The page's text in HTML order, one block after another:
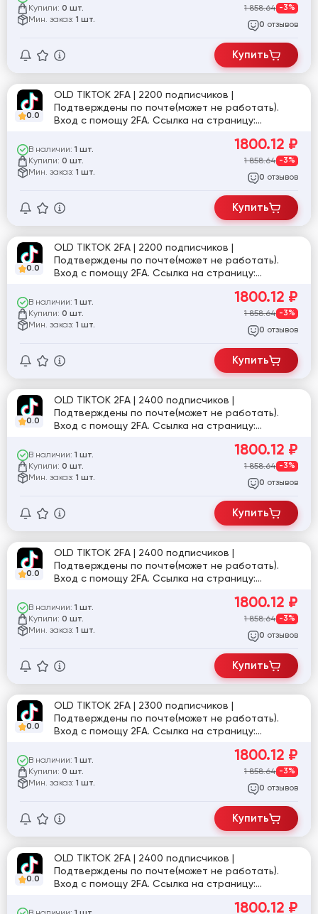
Купили: 0 шт.
Мин. заказ: 1 шт.
1 858.64 -3%
0 отзывов
Купить
0.0
OLD TIKTOK 2FA | 2200 подписчиков |
Подтверждены по почте(может не работать).
Вход с помощу 2FA. Ссылка на страницу:
В наличии: 1 шт.
Купили: 0 шт.
Мин. заказ: 1 шт.
1800.12 ₽
1 858.64 -3%
0 отзывов
Купить
0.0
OLD TIKTOK 2FA | 2200 подписчиков |
Подтверждены по почте(может не работать).
Вход с помощу 2FA. Ссылка на страницу:
В наличии: 1 шт.
Купили: 0 шт.
Мин. заказ: 1 шт.
1800.12 ₽
1 858.64 -3%
0 отзывов
Купить
0.0
OLD TIKTOK 2FA | 2400 подписчиков |
Подтверждены по почте(может не работать).
Вход с помощу 2FA. Ссылка на страницу:
В наличии: 1 шт.
Купили: 0 шт.
Мин. заказ: 1 шт.
1800.12 ₽
1 858.64 -3%
0 отзывов
Купить
0.0
OLD TIKTOK 2FA | 2400 подписчиков |
Подтверждены по почте(может не работать).
Вход с помощу 2FA. Ссылка на страницу:
В наличии: 1 шт.
Купили: 0 шт.
Мин. заказ: 1 шт.
1800.12 ₽
1 858.64 -3%
0 отзывов
Купить
0.0
OLD TIKTOK 2FA | 2300 подписчиков |
Подтверждены по почте(может не работать).
Вход с помощу 2FA. Ссылка на страницу:
В наличии: 1 шт.
Купили: 0 шт.
Мин. заказ: 1 шт.
1800.12 ₽
1 858.64 -3%
0 отзывов
Купить
0.0
OLD TIKTOK 2FA | 2400 подписчиков |
Подтверждены по почте(может не работать).
Вход с помощу 2FA. Ссылка на страницу:
1800.12 ₽